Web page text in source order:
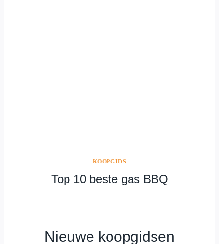
KOOPGIDS
Top 10 beste gas BBQ
Nieuwe koopgidsen